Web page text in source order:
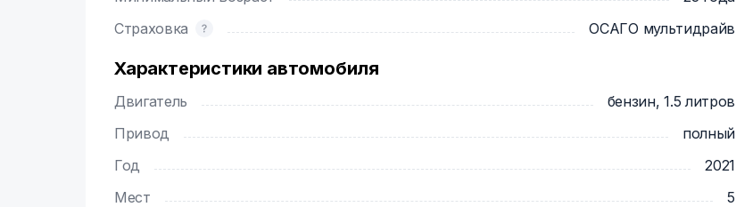
Страховка
ОСАГО мультидрайв
Характеристики автомобиля
Двигатель
бензин, 1.5 литров
Привод
полный
Год
2021
Мест
5